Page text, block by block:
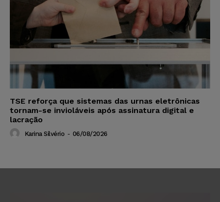
TSE reforça que sistemas das urnas eletrônicas
tornam-se invioláveis após assinatura digital e
lacração
Karina Silvério - 06/08/2026